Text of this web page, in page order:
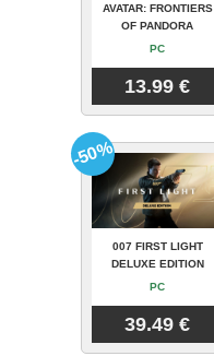
AVATAR: FRONTIERS
OF PANDORA
PC
13.99 €
007 FIRST LIGHT
DELUXE EDITION
PC
39.49 €
-50%